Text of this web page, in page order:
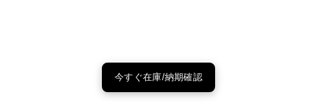
今すぐ在庫/納期確認